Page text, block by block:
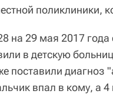
поликлиники,
на 29 мая 2017
в детскую
поставили
впал в кому, а